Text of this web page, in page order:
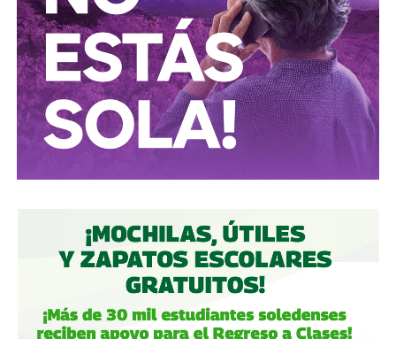
más rico de dicho país. El regiomontano tiene un historial
documentado de tomar control de empresas en
dificultades financieras a partir de deuda: lo hizo con la
textilera CYDSA en los años 90, con la vidriera Vitro entre
2009 y 2012, y con las ya mencionadas Empresas ICA
desde 2016.
Algo similar realizó en 2020 con
del Centro Norte(OMA), el operador de, entre otros, el
Fintech compró primero acciones especiales que
garantizaban el control de la aeroportuaria y luego
concretó una oferta pública con la que en julio de 2021,
alcanzó el 30.1% de participación económica, suficiente
para mantener el control hasta que lo vendieron a la
francesa Vinci Airports en 2022 (El Economista, dic. 2020